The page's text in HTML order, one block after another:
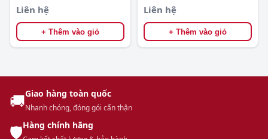
Liên hệ
+ Thêm vào giỏ
Liên hệ
+ Thêm vào giỏ
🚚Giao hàng toàn quốc
Nhanh chóng, đóng gói cẩn thận
🛡️Hàng chính hãng